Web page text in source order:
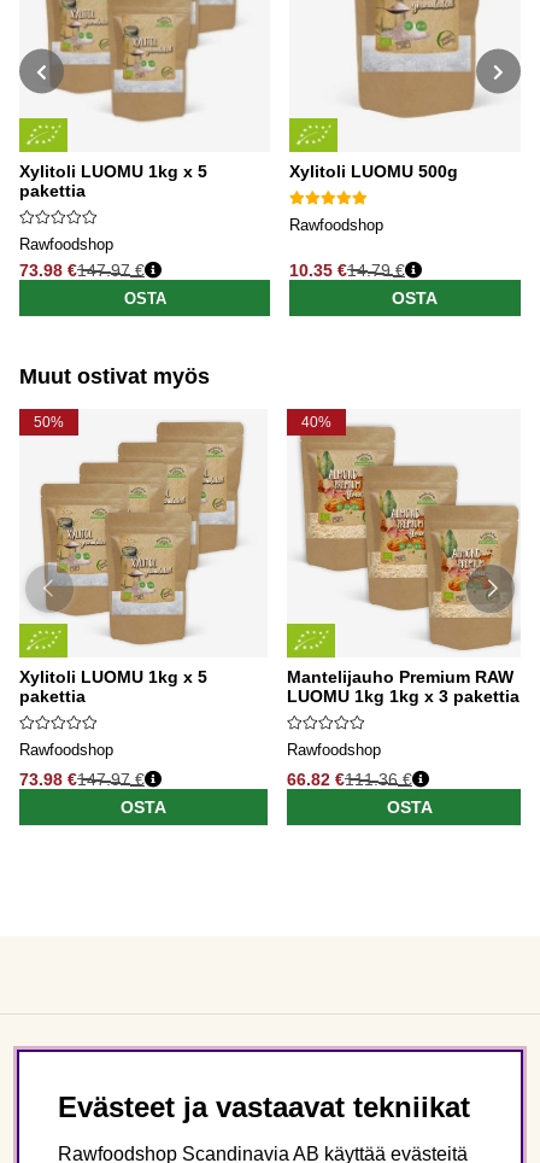
Xylitoli LUOMU 1kg x 5
pakettia
Rawfoodshop
73.98 €
Normaali hinta
147.97 €
OSTA
Xylitoli LUOMU 500g
Rawfoodshop
10.35 €
Normaali hinta
14.79 €
OSTA
Muut ostivat myös
50%
Xylitoli LUOMU 1kg x 5
pakettia
Rawfoodshop
73.98 €147.97 €
OSTA
40%
Mantelijauho Premium RAW
LUOMU 1kg 1kg x 3 pakettia
Rawfoodshop
66.82 €111.36 €
OSTA
Evästeet ja vastaavat tekniikat
Rawfoodshop Scandinavia AB käyttää evästeitä